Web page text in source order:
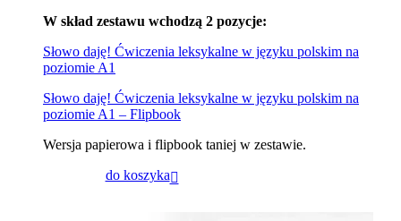
W skład zestawu wchodzą 2 pozycje:
Słowo daję! Ćwiczenia leksykalne w języku polskim na
poziomie A1
Słowo daję! Ćwiczenia leksykalne w języku polskim na
poziomie A1 – Flipbook
Wersja papierowa i flipbook taniej w zestawie.
do koszyka